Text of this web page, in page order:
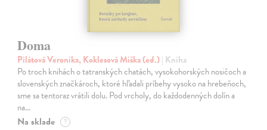
Doma
Pilátová Veronika, Koklesová Miška (ed.)| Kniha
Po troch knihách o tatranských chatách, vysokohorských nosičoch a
slovenských značkároch, ktoré hľadali príbehy vysoko na hrebeňoch,
sme sa tentoraz vrátili dolu. Pod vrcholy, do každodenných dolín a
na…
Na sklade ?